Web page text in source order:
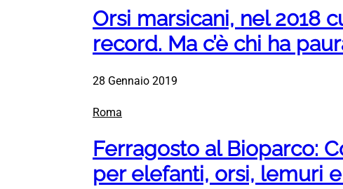
Orsi marsicani, nel 2018
record. Ma c’è chi ha
28 Gennaio 2019
Roma
Ferragosto al Bioparco:
per elefanti, orsi, lemuri